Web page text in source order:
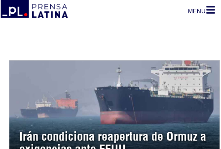
MENU
Irán condiciona reapertura de Ormuz a